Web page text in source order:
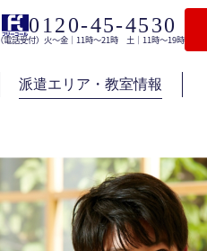
0120-45-4530
（電話受付）火〜金｜11時〜21時 土｜11時〜19時
派遣エリア・教室情報